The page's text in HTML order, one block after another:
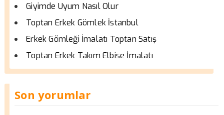
Giyimde Uyum Nasıl Olur
Toptan Erkek Gömlek İstanbul
Erkek Gömleği İmalatı Toptan Satış
Toptan Erkek Takım Elbise İmalatı
Son yorumlar